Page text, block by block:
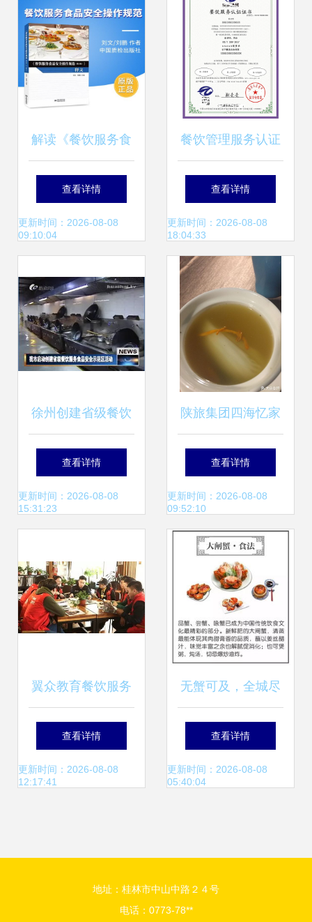
解读《餐饮服务食
品安全操作规范
（修订版） 释义与
中国质检出版社版
本为基础
查看详情
更新时间：2026-08-08
09:10:04
餐饮管理服务认证
办理流程全解析
查看详情
更新时间：2026-08-08
18:04:33
徐州创建省级餐饮
服务食品安全示范
区 图餐饮服务
查看详情
更新时间：2026-08-08
15:31:23
陕旅集团四海忆家
精品酒店餐厅服务
全攻略
查看详情
更新时间：2026-08-08
09:52:10
翼众教育餐饮服务
体系 打造专业服务
人才的孵化基地
查看详情
更新时间：2026-08-08
12:17:41
无蟹可及，全城尽
享 打造极致餐饮服
务新体验
查看详情
更新时间：2026-08-08
05:40:04
地址：桂林市中山中路２４号
电话：0773-78**